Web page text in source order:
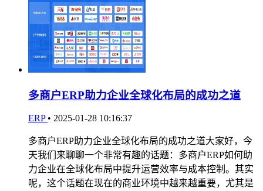
多商户ERP助力企业全球化布局的成功之道
ERP • 2025-01-28 10:16:37
多商户ERP助力企业全球化布局的成功之道大家好，今
天我们来聊聊一个非常有趣的话题：多商户ERP如何助
力企业在全球化布局中提升运营效率与成本控制。其实
呢，这个话题在现在的商业环境中越来越重要，尤其是